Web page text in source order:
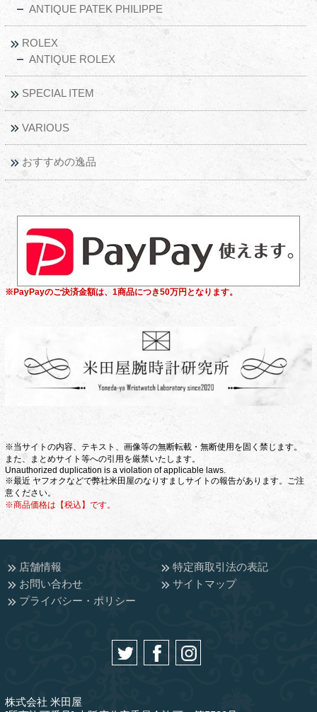
ANTIQUE PATEK PHILIPPE
ROLEX
ANTIQUE ROLEX
SPECIAL ITEM
VARIOUS
おすすめの逸品
※PayPayのご決済金額は、1商品につき50万円となります。
※当サイトの内容、テキスト、画像等の無断転載・無断使用を固く禁じます。
また、まとめサイト等への引用を厳禁いたします。
Unauthorized duplication is a violation of applicable laws.
※最近 ヤフオクなどで弊社米田屋のなりすましサイトの報告があります。ご注
意ください。
※商品価格は【税込】です。
店舗情報
特定商取引法の表記
お問い合わせ
サイトマップ
プライバシー・ポリシー
株式会社 米田屋